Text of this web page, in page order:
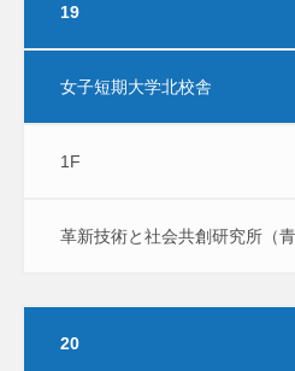
19
女子短期大学北校舎
1F
革新技術と社会共創研究所（
20